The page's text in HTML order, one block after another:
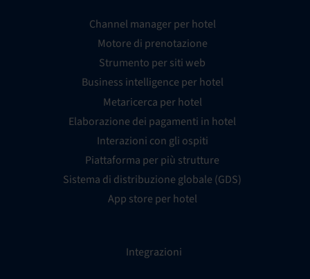
Channel manager per hotel
Motore di prenotazione
Strumento per siti web
Business intelligence per hotel
Metaricerca per hotel
Elaborazione dei pagamenti in hotel
Interazioni con gli ospiti
Piattaforma per più strutture
Sistema di distribuzione globale (GDS)
App store per hotel
Integrazioni